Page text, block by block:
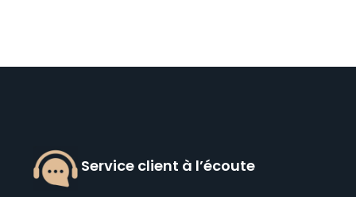
Service client à l’écoute